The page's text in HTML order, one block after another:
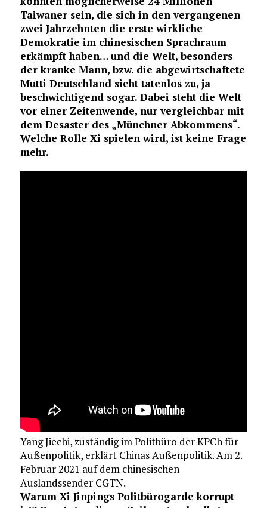
Taiwaner sein, die sich in den vergangenen
zwei Jahrzehnten die erste wirkliche
Demokratie im chinesischen Sprachraum
erkämpft haben… und die Welt, besonders
der kranke Mann, bzw. die abgewirtschaftete
Mutti Deutschland sieht tatenlos zu, ja
beschwichtigend sogar. Dabei steht die Welt
vor einer Zeitenwende, nur vergleichbar mit
dem Desaster des „Münchner Abkommens“.
Welche Rolle Xi spielen wird, ist keine Frage
mehr.
Yang Jiechi, zuständig im Politbüro der KPCh für
Außenpolitik, erklärt Chinas Außenpolitik. Am 2.
Februar 2021 auf dem chinesischen
Auslandssender CGTN.
Warum Xi Jinpings Politbürogarde korrupt